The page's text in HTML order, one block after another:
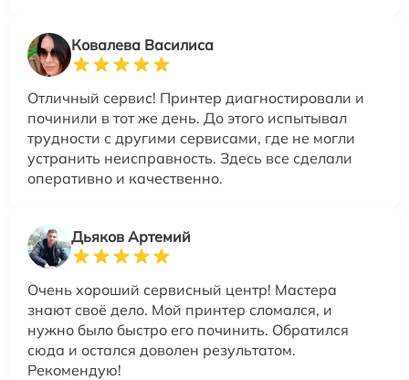
Ковалева Василиса
Отличный сервис! Принтер диагностировали и
починили в тот же день. До этого испытывал
трудности с другими сервисами, где не могли
устранить неисправность. Здесь все сделали
оперативно и качественно.
Дьяков Артемий
Очень хороший сервисный центр! Мастера
знают своё дело. Мой принтер сломался, и
нужно было быстро его починить. Обратился
сюда и остался доволен результатом.
Рекомендую!